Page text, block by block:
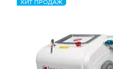
ХИТ ПРОДАЖ